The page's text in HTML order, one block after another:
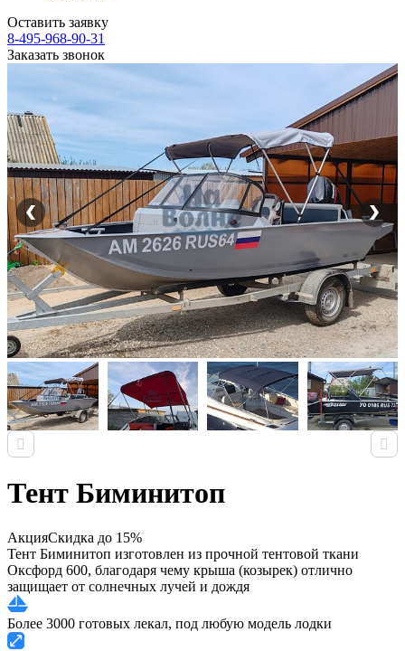
Оставить заявку
8-495-968-90-31
Заказать звонок
Тент Биминитоп
АкцияСкидка до 15%
Тент Биминитоп изготовлен из прочной тентовой ткани
Оксфорд 600, благодаря чему крыша (козырек) отлично
защищает от солнечных лучей и дождя
Более 3000 готовых лекал, под любую модель лодки